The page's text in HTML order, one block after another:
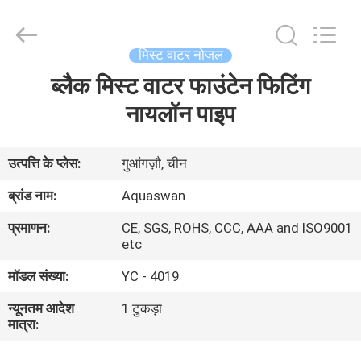
हमारे
बारे
कारखाना
भ्रमण
water
co,.ltd.
मिस्ट वाटर नोजल
ब्लैक मिस्ट वाटर फाउंटेन फिटिंग
नायलॉन पाइप
उत्पत्ति के प्लेस:
गुआंगज़ौ, चीन
ब्रांड नाम:
Aquaswan
प्रमाणन:
CE, SGS, ROHS, CCC, AAA and ISO9001
etc
मॉडल संख्या:
YC - 4019
न्यूनतम आदेश
मात्रा:
1 टुकड़ा